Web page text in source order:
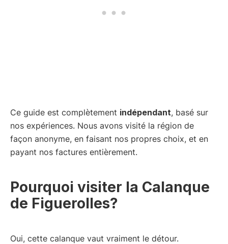
Ce guide est complètement indépendant, basé sur
nos expériences. Nous avons visité la région de
façon anonyme, en faisant nos propres choix, et en
payant nos factures entièrement.
Pourquoi visiter la Calanque
de Figuerolles?
Oui, cette calanque vaut vraiment le détour.